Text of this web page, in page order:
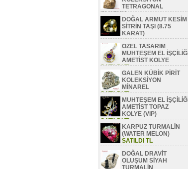
TETRAGONAL
OLUŞUM
SATILDI TLDOĞAL ARMUT KESİM
SİTRİN TAŞI (8.75
KARAT)
SATILDI TL
ÖZEL TASARIM
MUHTEŞEM EL İŞÇİLİĞİ
AMETİST KOLYE
SATILDI TL
GALEN KÜBİK PİRİT
KOLEKSİYON
MİNAREL
SATILDI TL
MUHTEŞEM EL İŞÇİLİĞİ
AMETİST TOPAZ
KOLYE (VIP)
SATILDI TL
KARPUZ TURMALİN
(WATER MELON)
SATILDI TL
DOĞAL DRAVİT
OLUŞUM SİYAH
TURMALİN